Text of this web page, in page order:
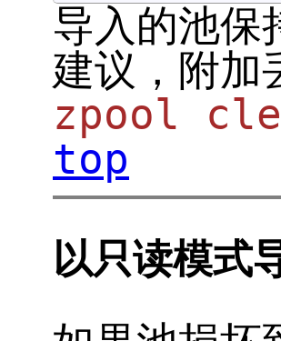
导入的池保
建议，附加
zpool
top
以只读模式